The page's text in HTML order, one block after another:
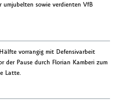
sowie verdienten VfB
vorrangig mit Defensivarbeit
der Pause durch Florian Kamberi zum
Latte.